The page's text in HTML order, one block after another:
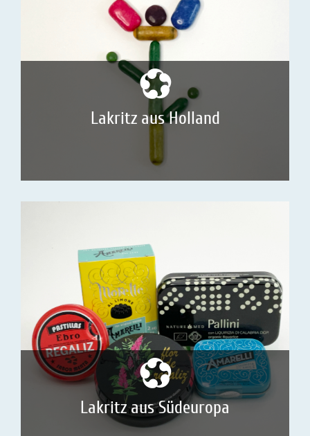
Lakritz aus Holland
Lakritz aus Südeuropa